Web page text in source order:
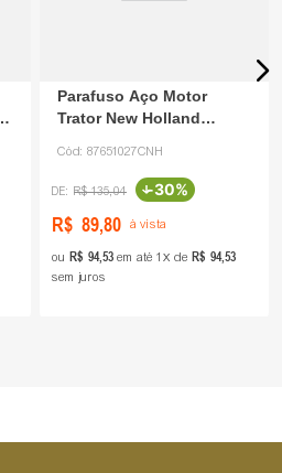
Parafuso Aço Motor
Trator New Holland
Cód: 87651027CNH
R$ 135,04 -30%
R$ 89,80 à vista
ou R$ 94,53 em até 1 de R$ 94,53
sem juros